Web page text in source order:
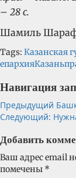
– 28 с.
Шамиль
Tags: Казанская
епархияКазань
Навигация
Предыдущий
Следующий:
Добавить
Ваш адрес email
помечены *